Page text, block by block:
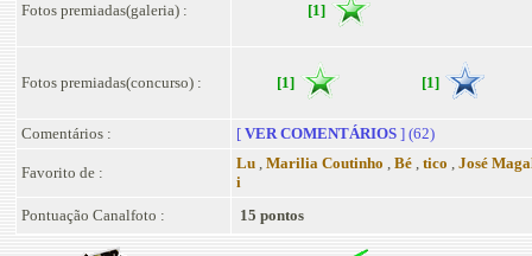
Fotos premiadas(galeria) : [1]
Fotos premiadas(concurso) : [1] [1]
Comentários : [ VER COMENTÁRIOS ] (62)
Favorito de :
Lu , Marilia Coutinho , Bé , tico , José
i
Pontuação Canalfoto :
15 pontos